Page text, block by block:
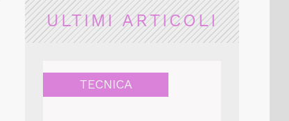
ULTIMI ARTICOLI
TECNICA